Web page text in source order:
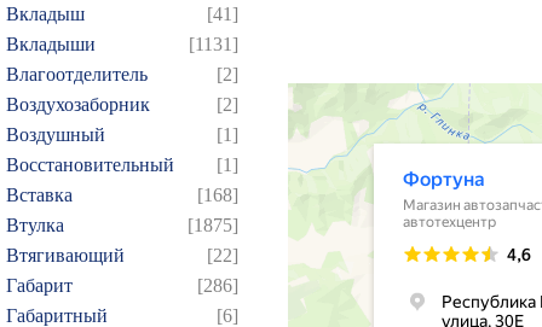
Вкладыш
[41]
Вкладыши
[1131]
Влагоотделитель
[2]
Воздухозаборник
[2]
Воздушный
[1]
Восстановительный
[1]
Вставка
[168]
Втулка
[1875]
Втягивающий
[22]
Габарит
[286]
Габаритный
[6]